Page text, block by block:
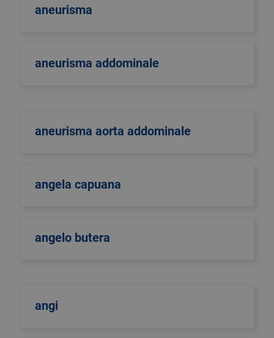
aneurisma
aneurisma addominale
aneurisma aorta addominale
angela capuana
angelo butera
angi